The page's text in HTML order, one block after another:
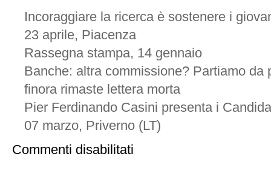
Incoraggiare la ricerca è sostenere i
23 aprile, Piacenza
Rassegna stampa, 14 gennaio
Banche: altra commissione? Partiamo da
finora rimaste lettera morta
Pier Ferdinando Casini presenta i
07 marzo, Priverno (LT)
Commenti disabilitati